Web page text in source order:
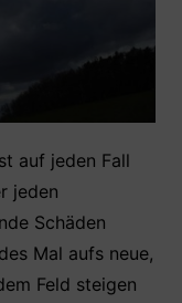
auf jeden Fall
jeden
Schäden
Mal aufs neue,
Feld steigen